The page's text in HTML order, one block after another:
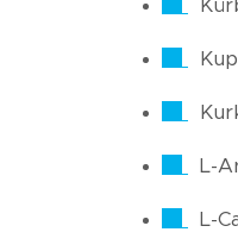
L-
L-